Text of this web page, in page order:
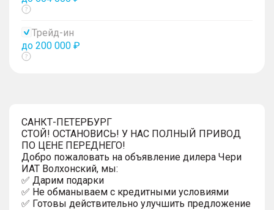
Показать
Трейд-ин
до 200 000 ₽
Показать
САНКТ-ПЕТЕРБУРГ
СТОЙ! ОСТАНОВИСЬ! У НАС ПОЛНЫЙ ПРИВОД
ПО ЦЕНЕ ПЕРЕДНЕГО!
Добро пожаловать на объявление дилера Чери
ИАТ Волхонский, мы:
✅ Дарим подарки
✅ Не обманываем с кредитными условиями
✅ Готовы действительно улучшить предложение